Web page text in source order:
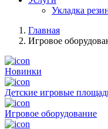
Укладка
Главная
Игровое
Новинки
Детские игровые
Игровое оборудование